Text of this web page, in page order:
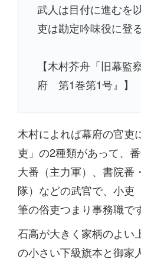
武人は目付に進むを
吏は勘定吟味役に登
【木村芥舟「旧幕監
府 第1巻第1号』】
木村によれば幕府の官吏
吏」の2種類があって、
大番（主力軍）、書院番
隊）などの武官で、小吏
筆の俗吏つまり事務職で
石高が大きく家柄のよい
の小さい下級旗本と御家